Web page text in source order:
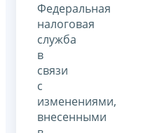
Федеральная
налоговая
служба
в
связи
с
изменениями,
внесенными